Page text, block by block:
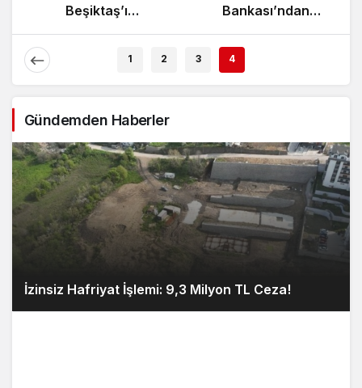
Zeybek Tartışması
Beşiktaş’ı
1 2 3 4
Gündemden Haberler
İzinsiz Hafriyat İşlemi: 9,3 Milyon TL Ceza!